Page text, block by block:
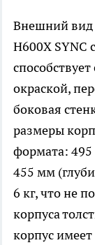
Внешний вид
H600X SYNC
окраской,
боковая
размеры
формата:
455 мм
6 кг, что не
корпуса
корпус